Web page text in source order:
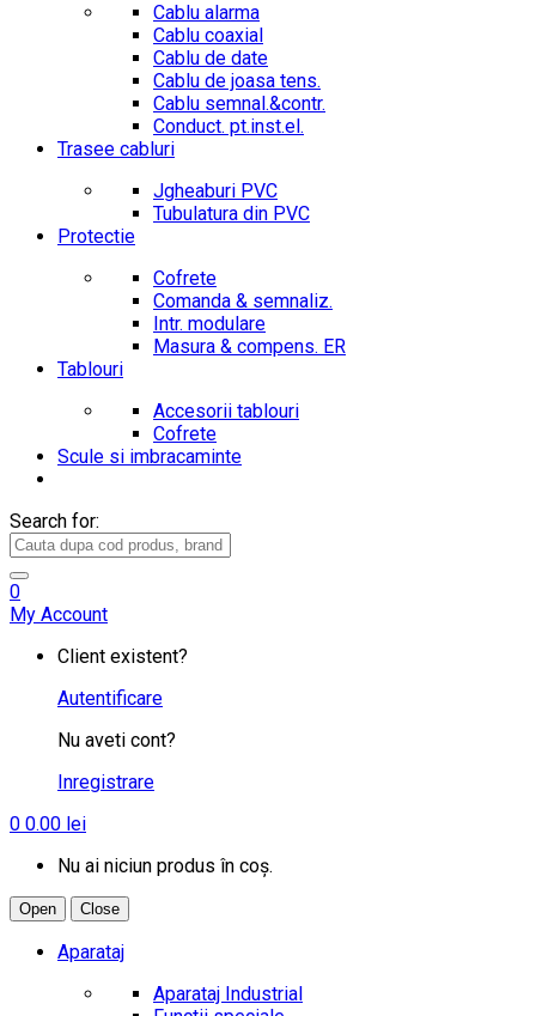
Cablu alarma
Cablu coaxial
Cablu de date
Cablu de joasa tens.
Cablu semnal.&contr.
Conduct. pt.inst.el.
Trasee cabluri
Jgheaburi PVC
Tubulatura din PVC
Protectie
Cofrete
Comanda & semnaliz.
Intr. modulare
Masura & compens. ER
Tablouri
Accesorii tablouri
Cofrete
Scule si imbracaminte
Search for:
0
My Account
Client existent?
Autentificare
Nu aveti cont?
Inregistrare
0 0.00 lei
Nu ai niciun produs în coș.
Open Close
Aparataj
Aparataj Industrial